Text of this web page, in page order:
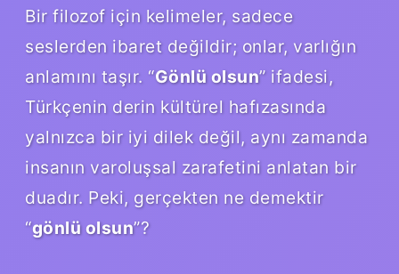
Bir filozof için kelimeler, sadece
seslerden ibaret değildir; onlar, varlığın
anlamını taşır. “Gönlü olsun” ifadesi,
Türkçenin derin kültürel hafızasında
yalnızca bir iyi dilek değil, aynı zamanda
insanın varoluşsal zarafetini anlatan bir
duadır. Peki, gerçekten ne demektir
“gönlü olsun”?